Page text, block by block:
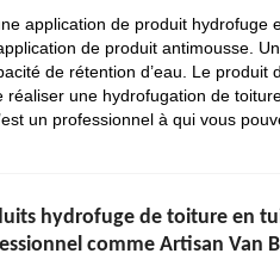
application de produit hydrofuge
de produit antimousse.
de rétention d’eau. Le produit
réaliser une hydrofugation de
un professionnel à qui vous
hydrofuge de toiture en
comme Artisan Van